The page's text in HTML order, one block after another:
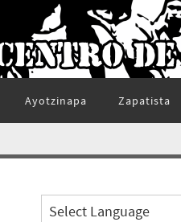
Ayotzinapa Zapatista